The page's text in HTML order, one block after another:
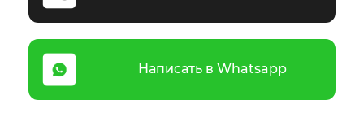
Написать в Whatsapp